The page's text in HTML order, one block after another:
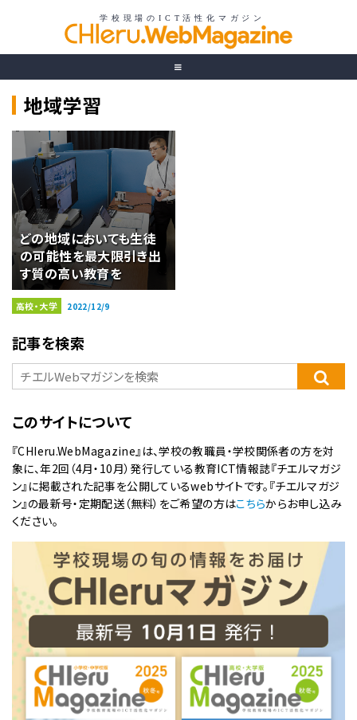
地域学習
どの地域においても生徒
の可能性を最大限引き出
す質の高い教育を
高校・大学 2022/12/9
記事を検索
このサイトについて
『CHIeru.WebMagazine』は、学校の教職員・学校関係者の方を対
象に、年2回（4月・10月）発行している教育ICT情報誌『チエルマガジ
ン』に掲載された記事を公開しているwebサイトです。『チエルマガジ
ン』の最新号・定期配送（無料）をご希望の方はこちらからお申し込み
ください。